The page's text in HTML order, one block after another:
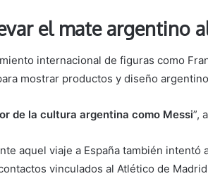
el mate argentino
internacional de figuras como
mostrar productos y diseño
de la cultura argentina como Messi”,
aquel viaje a España también
vinculados al Atlético de